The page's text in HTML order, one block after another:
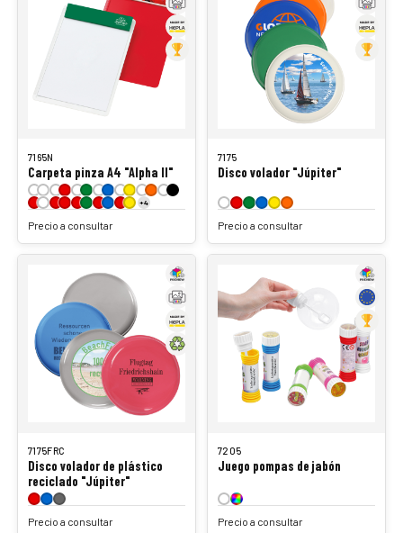
7165N
Carpeta pinza A4 "Alpha II"
+4
Precio a consultar
7175
Disco volador "Júpiter"
Precio a consultar
7175FRC
Disco volador de plástico
reciclado "Júpiter"
Precio a consultar
7205
Juego pompas de jabón
Precio a consultar